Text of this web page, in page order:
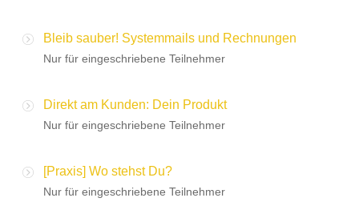
Bleib sauber! Systemmails und Rechnungen
Nur für eingeschriebene Teilnehmer
Direkt am Kunden: Dein Produkt
Nur für eingeschriebene Teilnehmer
[Praxis] Wo stehst Du?
Nur für eingeschriebene Teilnehmer